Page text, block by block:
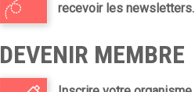
recevoir les newsletters.
DEVENIR MEMBRE